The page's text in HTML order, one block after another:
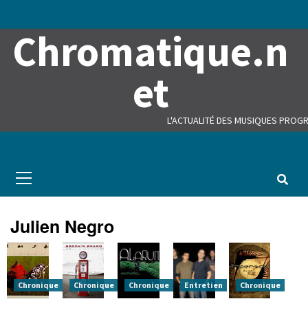
Chromatique.n
et
L'ACTUALITÉ DES MUSIQUES
Menu
Julien Negro
Chronique Chronique Chronique Entretien Chronique